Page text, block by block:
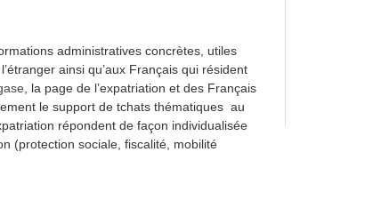
administratives concrètes, utiles
ainsi qu’aux Français qui résident
, la page de l’expatriation et des Français
le support de tchats thématiques au
répondent de façon individualisée
(protection sociale, fiscalité, mobilité